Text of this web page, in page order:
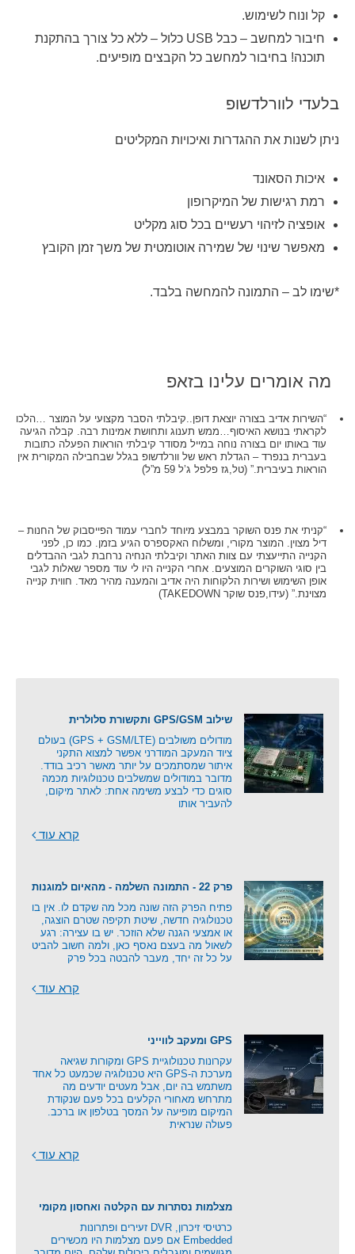
קל ונוח לשימוש.
חיבור למחשב – כבל USB כלול
– ללא כל צורך בהתקנת
תוכנה! בחיבור למחשב כל הקבצים מופיעים.
בלעדי לוורלדשופ
ניתן לשנות את ההגדרות ואיכויות המקליטים
איכות הסאונד
רמת רגישות של המיקרופון
אופציה לזיהוי רעשיים בכל סוג מקליט
מאפשר שינוי של שמירה אוטומטית של משך זמן הקובץ
*שימו לב – התמונה להמחשה בלבד.
מה אומרים עלינו בזאפ
“השירות אדיב בצורה יוצאת דופן..קיבלתי הסבר מקצועי על המוצר …הלכו
לקראתי בנושא האיסוף…ממש תענוג ותחושת אמינות רבה. קבלה הגיעה
עוד באותו יום בצורה נוחה במייל מסודר קיבלתי הוראות הפעלה כתובות
בעברית בנפרד – הגדלת ראש של וורלדשופ בגלל שבחבילה המקורית אין
הוראות בעיברית.” (טל,גז פלפל ג’ל 59 מ”ל)
“קניתי את פנס השוקר במבצע מיוחד לחברי עמוד הפייסבוק של החנות –
דיל מצוין. המוצר מקורי, ומשלוח האקספרס הגיע בזמן. כמו כן, לפני
הקנייה התייעצתי עם צוות האתר וקיבלתי הנחיה נרחבת לגבי ההבדלים
בין סוגי השוקרים המוצעים. אחרי הקנייה היו לי עוד מספר שאלות לגבי
אופן השימוש ושירות הלקוחות היה אדיב והמענה מהיר מאד. חווית קנייה
מצוינת.” (עידו,פנס שוקר TAKEDOWN)
שילוב GPS/GSM ותקשורת סלולרית
מודולים משולבים (GPS + GSM/LTE) בעולם
ציוד המעקב המודרני אפשר למצוא התקני
איתור שמסתמכים על יותר מאשר רכיב בודד.
מדובר במודולים שמשלבים טכנולוגיות מכמה
סוגים כדי לבצע משימה אחת: לאתר מיקום,
להעביר אותו
קרא עוד
פרק 22 - התמונה השלמה - מהאיום למוגנות
פתיח הפרק הזה שונה מכל מה שקדם לו. אין בו
טכנולוגיה חדשה, שיטת תקיפה שטרם הוצגה,
או אמצעי הגנה שלא הוזכר. יש בו עצירה: רגע
לשאול מה בעצם נאסף כאן, ולמה חשוב להביט
על כל זה יחד, מעבר להבטה בכל פרק
קרא עוד
GPS ומעקב לווייני
עקרונות טכנולוגיית GPS ומקורות שגיאה
מערכת ה-GPS היא טכנולוגיה שכמעט כל אחד
משתמש בה יום, אבל מעטים יודעים מה
מתרחש מאחורי הקלעים בכל פעם שנקודת
המיקום מופיעה על המסך בטלפון או ברכב.
פעולה שנראית
קרא עוד
מצלמות נסתרות עם הקלטה ואחסון מקומי
כרטיסי זיכרון, DVR זעירים ופתרונות
Embedded אם פעם מצלמות היו מכשירים